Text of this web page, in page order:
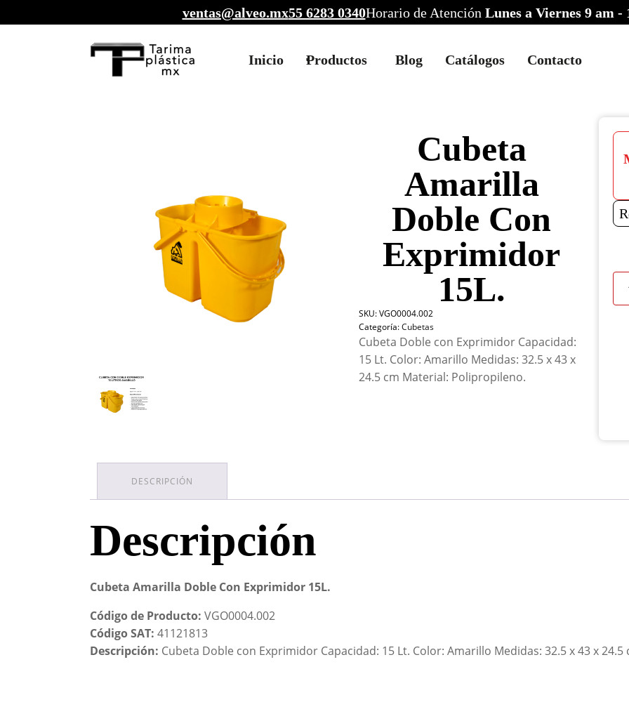
ventas@alveo.mx55 6283 0340Horario de Atención Lunes a Viernes 9 am
Inicio Productos Blog Catálogos Contacto
Cubeta
Amarilla
Doble Con
Exprimidor
15L.
SKU:VGO0004.002
Categoría:Cubetas
Cubeta Doble con Exprimidor Capacidad:
15 Lt. Color: Amarillo Medidas: 32.5 x 43 x
24.5 cm Material: Polipropileno.
DESCRIPCIÓN
Descripción
Cubeta Amarilla Doble Con Exprimidor 15L.
Código de Producto: VGO0004.002
Código SAT: 41121813
Descripción: Cubeta Doble con Exprimidor Capacidad: 15 Lt. Color: Amarillo Medidas: 32.5 x 43 x